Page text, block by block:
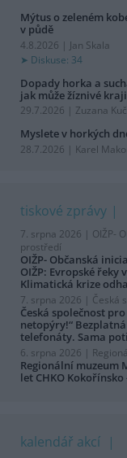
Mýtus o zeleném
v půdě
4.8.2026 | Jan Skala
Diskuse: 34
Dopady horka a
jak může žíznivé
29.7.2026 | Zuzana
Myslete v horkých
28.7.2026 | Karel
tiskové zprávy
7. srpna 2026 | OIŽP-
prostředí
OIŽP- Občanská
OIŽP: Evropské řeky
Klimatická krize
7. srpna 2026 | Česká
Česká společnost
netopýry!“
telefonáty. Sama
6. srpna 2026 |
Regionální muzeum
let CHKO
kalendář akcí